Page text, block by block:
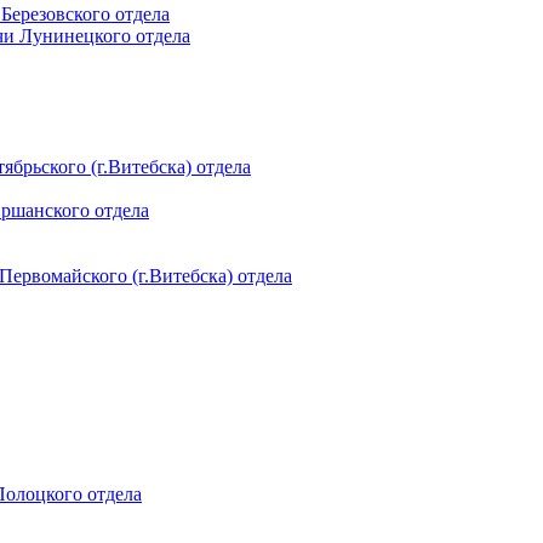
отдела
Лунинецкого отдела
(г.Витебска) отдела
отдела
(г.Витебска) отдела
отдела